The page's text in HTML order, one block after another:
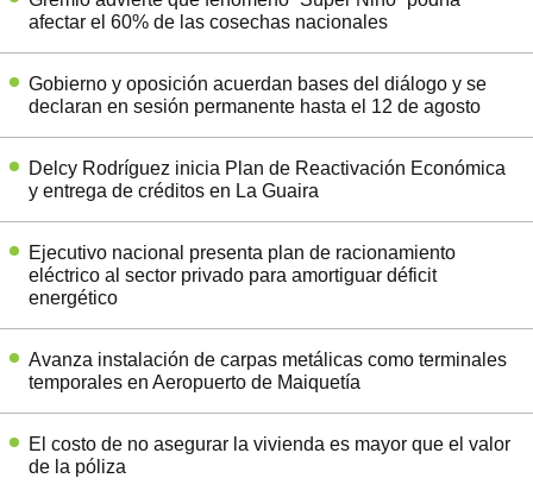
afectar el 60% de las cosechas nacionales
Gobierno y oposición acuerdan bases del diálogo y se
declaran en sesión permanente hasta el 12 de agosto
Delcy Rodríguez inicia Plan de Reactivación Económica
y entrega de créditos en La Guaira
Ejecutivo nacional presenta plan de racionamiento
eléctrico al sector privado para amortiguar déficit
energético
Avanza instalación de carpas metálicas como terminales
temporales en Aeropuerto de Maiquetía
El costo de no asegurar la vivienda es mayor que el valor
de la póliza